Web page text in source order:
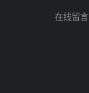
在线留言